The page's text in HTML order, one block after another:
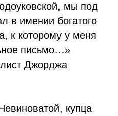
мы под
в имении богатого
к которому у меня
письмо…»
Джорджа
купца